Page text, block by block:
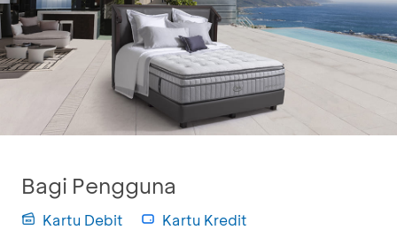
Bagi Pengguna
Kartu Debit Kartu Kredit